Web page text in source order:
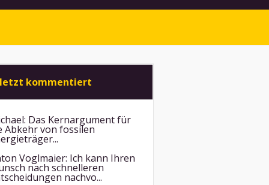
kommentiert
Das Kernargument für
Abkehr von fossilen
Voglmaier: Ich kann Ihren
nach schnelleren
nachvo...